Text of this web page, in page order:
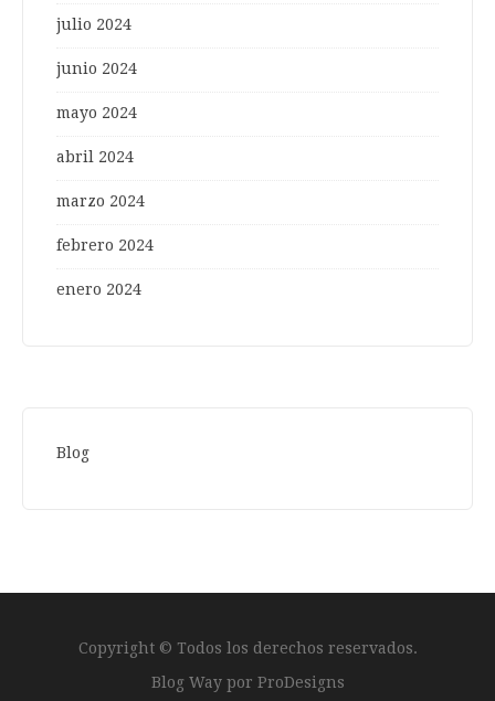
julio 2024
junio 2024
mayo 2024
abril 2024
marzo 2024
febrero 2024
enero 2024
Blog
Copyright © Todos los derechos reservados.
Blog Way por ProDesigns